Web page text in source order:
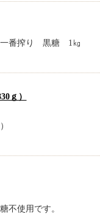
一番搾り 黒糖 1㎏
ｇ）
不使用です。